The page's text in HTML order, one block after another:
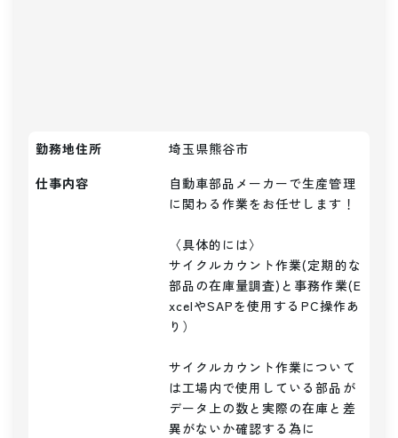
勤務地住所
埼玉県熊谷市
仕事内容
自動車部品メーカーで生産管理
に関わる作業をお任せします！
〈具体的には〉
サイクルカウント作業(定期的な
部品の在庫量調査)と事務作業(E
xcelやSAPを使用するPC操作あ
り）
サイクルカウント作業について
は工場内で使用している部品が
データ上の数と実際の在庫と差
異がないか確認する為に